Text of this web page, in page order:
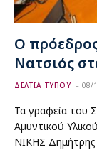
Ο
Νατσιός
ΔΕΛΤΙΑ ΤΥΠΟΥ 08/
Τα γραφεία του
Αμυντικού
ΝΙΚΗΣ